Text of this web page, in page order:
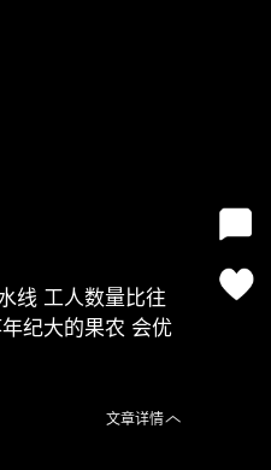
线 工人数量比往
纪大的果农 会优
文章详情